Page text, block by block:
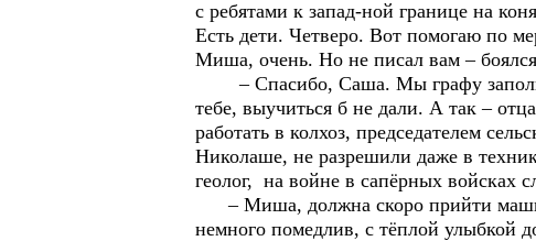
с ребятами к запад-ной границе на
Есть дети. Четверо. Вот помогаю по
Миша, очень. Но не писал вам –
– Спасибо, Саша. Мы графу
тебе, выучиться б не дали. А так –
работать в колхоз, председателем
Николаше, не разрешили даже в
геолог, на войне в сапёрных войсках
– Миша, должна скоро прийти
немного помедлив, с тёплой улыбкой